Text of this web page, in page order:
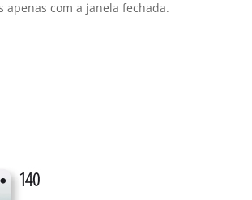
com a janela fechada.